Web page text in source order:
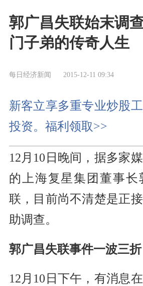
郭广昌失联始末调
门子弟的传奇人生
每日经济新闻 2015-12-11 09:34
新客立享多重专业炒股
投资。福利领取>>
12月10日晚间，据多家
的上海复星集团董事长
联，目前尚不清楚是正
助调查。
郭广昌失联事件一波三折
12月10日下午，有消息